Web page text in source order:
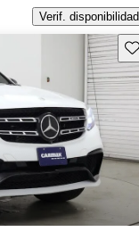
Verif. disponibilidad